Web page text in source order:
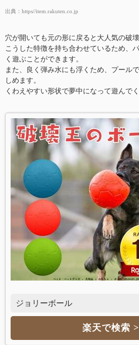
出典： https//item.rakuten.co.jp
穴が開いても元の形に戻ると大人気の破
こうした特徴を持ち合わせているため、
く遊ぶことができます。
また、良く弾み水にも浮くため、プール
しめます。
くわえやすい形状で夢中になって遊んで
ジョリーボール
楽天で検索